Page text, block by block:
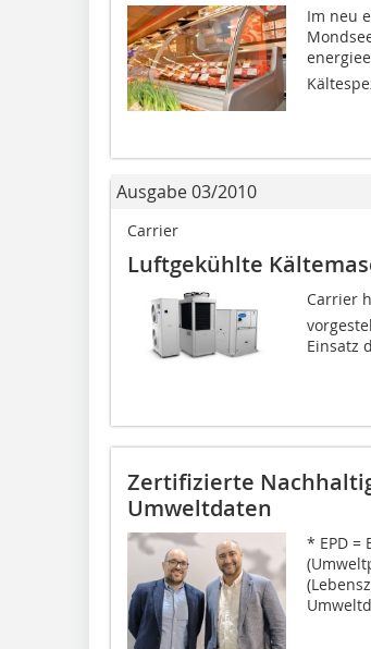
Im neu
Ausgabe 03/2010
Carrier
Luftgekühlte
Carrier
Einsatz
Zertifizierte
Umweltdaten
* EPD =